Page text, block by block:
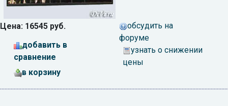
Цена: 16545 руб.
добавить в
сравнение
в корзину
обсудить на
форуме
узнать о снижении
цены